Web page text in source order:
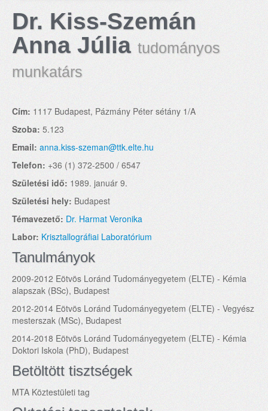
Dr. Kiss-Szemán
Anna Júlia tudományos
munkatárs
Cím: 1117 Budapest, Pázmány Péter sétány 1/A
Szoba: 5.123
Email: anna.kiss-szeman@ttk.elte.hu
Telefon: +36 (1) 372-2500 / 6547
Születési idő: 1989. január 9.
Születési hely: Budapest
Témavezető: Dr. Harmat Veronika
Labor: Krisztallográfiai Laboratórium
Tanulmányok
2009-2012 Eötvös Loránd Tudományegyetem (ELTE) - Kémia
alapszak (BSc), Budapest
2012-2014 Eötvös Loránd Tudományegyetem (ELTE) - Vegyész
mesterszak (MSc), Budapest
2014-2018 Eötvös Loránd Tudományegyetem (ELTE) - Kémia
Doktori Iskola (PhD), Budapest
Betöltött tisztségek
MTA Köztestületi tag